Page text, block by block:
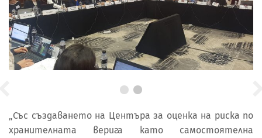
„Със създаването на Центъра за оценка на риска по
хранителната верига като самостоятелна